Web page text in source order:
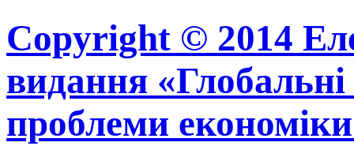
Copyright © 2014
видання «Глобальні
проблеми